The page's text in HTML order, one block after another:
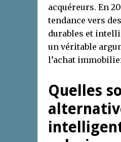
acquéreurs. En
tendance vers
durables et
un véritable
l’achat
Quelles